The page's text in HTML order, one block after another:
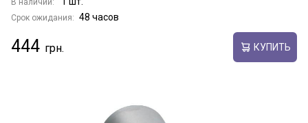
В наличии:
Срок ожидания: 48 часов
444 КУПИТЬ